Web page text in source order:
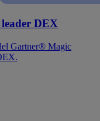
DEX
Gartner® Magic